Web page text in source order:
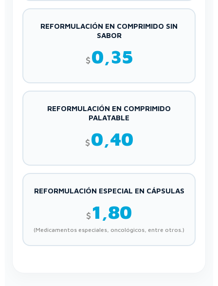
REFORMULACIÓN EN COMPRIMIDO SIN
SABOR
$0,35
REFORMULACIÓN EN COMPRIMIDO
PALATABLE
$0,40
REFORMULACIÓN ESPECIAL EN CÁPSULAS
$1,80
(Medicamentos especiales, oncológicos, entre otros.)